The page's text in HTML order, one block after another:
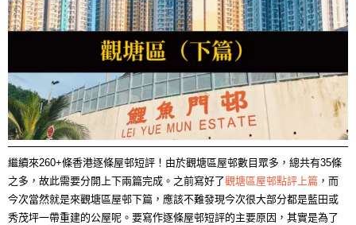
繼續來260+條香港逐條屋邨短評！由於觀塘區屋邨數目眾多，總共有35條
之多，故此需要分開上下兩篇完成。之前寫好了觀塘區屋邨點評上篇 ，而
今次當然就是來觀塘區屋邨下篇，應該不難發現今次很大部分都是藍田或
秀茂坪一帶重建的公屋呢。要寫作逐條屋邨短評的主要原因，其實是為了